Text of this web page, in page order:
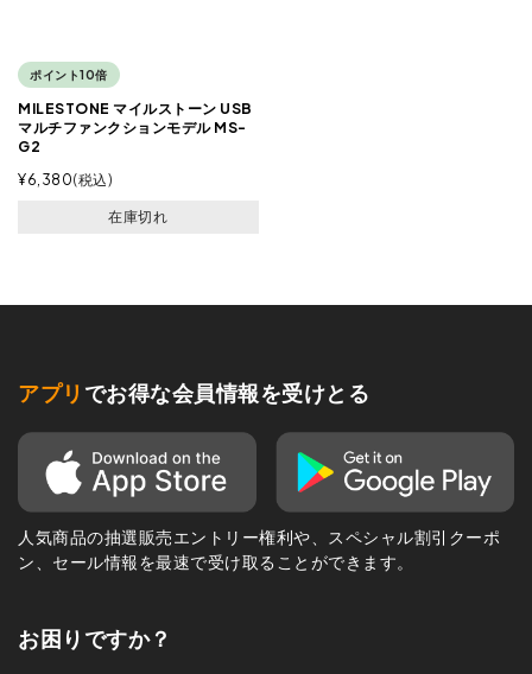
ポイント10倍
MILESTONE マイルストーン USB
マルチファンクションモデル MS-
G2
¥6,380 税込
在庫切れ
アプリ でお得な会員情報を受けとる
人気商品の抽選販売エントリー権利や、スペシャル割引クーポ
ン、セール情報を最速で受け取ることができます。
お困りですか？